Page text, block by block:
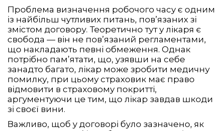
Проблема визначення робочого часу є одним
із найбільш чутливих питань, пов’язаних зі
змістом договору. Теоретично тут у лікаря є
свобода — він не пов’язаний регламентами,
що накладають певні обмеження. Однак
потрібно пам’ятати, що, узявши на себе
занадто багато, лікар може зробити медичну
помилку, при цьому страховик має право
відмовити в страховому покритті,
аргументуючи це тим, що лікар завдав шкоди
зі своєї вини.
Важливо, щоб у договорі було зазначено, як